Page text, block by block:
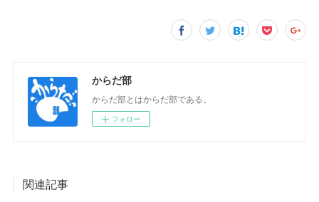
からだ部
からだ部とはからだ部である。
フォロー
関連記事